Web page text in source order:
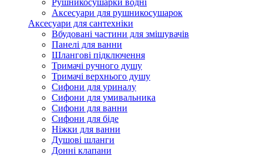
Рушникосушарки водні
Аксесуари для рушникосушарок
Аксесуари для сантехніки
Вбудовані частини для змішувачів
Панелі для ванни
Шлангові підключення
Тримачі ручного душу
Тримачі верхнього душу
Сифони для уриналу
Сифони для умивальника
Сифони для ванни
Сифони для біде
Ніжки для ванни
Душові шланги
Донні клапани